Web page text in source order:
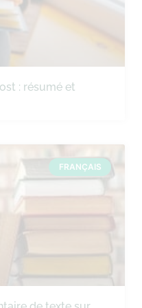
: résumé et
FRANÇAIS